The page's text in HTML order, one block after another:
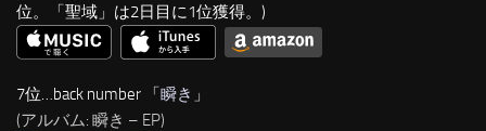
位。「聖域」は2日目に1位獲得。)
7位…back number 「瞬き 」
(アルバム: 瞬き – EP)